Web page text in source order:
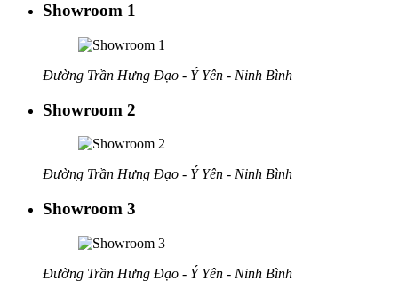
Showroom 1
Đường Trần Hưng Đạo - Ý Yên - Ninh Bình
Showroom 2
Đường Trần Hưng Đạo - Ý Yên - Ninh Bình
Showroom 3
Đường Trần Hưng Đạo - Ý Yên - Ninh Bình